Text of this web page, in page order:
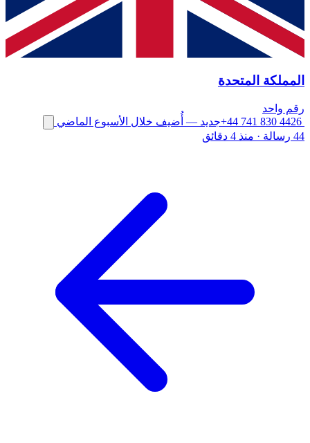
المملكة المتحدة
رقم واحد
+44 741 830 4426جديد — أُضيف خلال الأسبوع الماضي
44 رسالة
· منذ 4 دقائق